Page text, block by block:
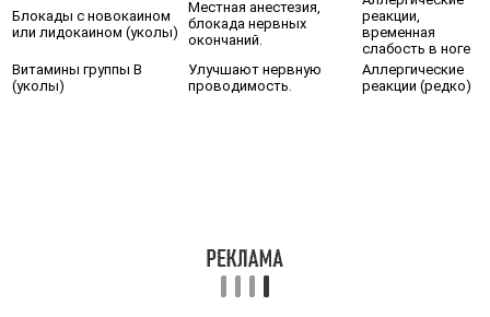
Блокады с новокаином
или лидокаином (уколы)
Местная анестезия,
блокада нервных
окончаний.
реакции,
временная
слабость в ноге
Витамины группы В
(уколы)
Улучшают нервную
проводимость.
Аллергические
реакции (редко)